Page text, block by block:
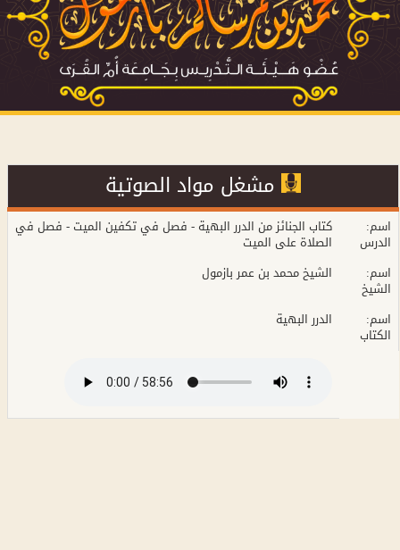
كتاب الجنائز من الدرر البهية - فصل في تكفين الميت - فصل في
الصلاة على الميت
:اسم
الدرس
الشيخ محمد بن عمر بازمول
:اسم
الشيخ
الدرر البهية
:اسم
الكتاب